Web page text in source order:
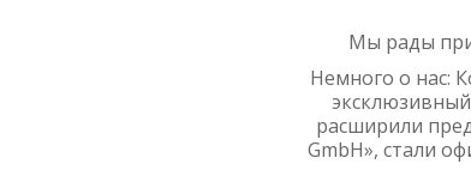
Мы рады
Немного о нас:
расширили
GmbH», стали